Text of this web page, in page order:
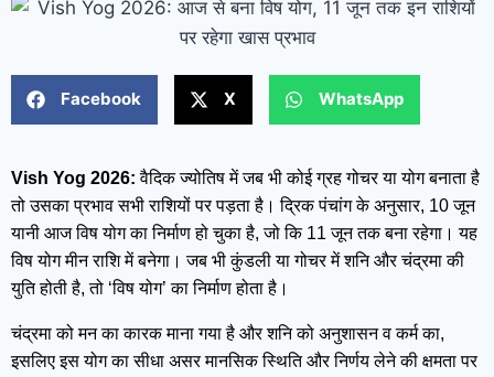
Facebook X WhatsApp
Vish Yog 2026: वैदिक ज्योतिष में जब भी कोई ग्रह गोचर या योग बनाता है
तो उसका प्रभाव सभी राशियों पर पड़ता है। द्रिक पंचांग के अनुसार, 10 जून
यानी आज विष योग का निर्माण हो चुका है, जो कि 11 जून तक बना रहेगा। यह
विष योग मीन राशि में बनेगा। जब भी कुंडली या गोचर में शनि और चंद्रमा की
युति होती है, तो ‘विष योग’ का निर्माण होता है।
चंद्रमा को मन का कारक माना गया है और शनि को अनुशासन व कर्म का,
इसलिए इस योग का सीधा असर मानसिक स्थिति और निर्णय लेने की क्षमता पर